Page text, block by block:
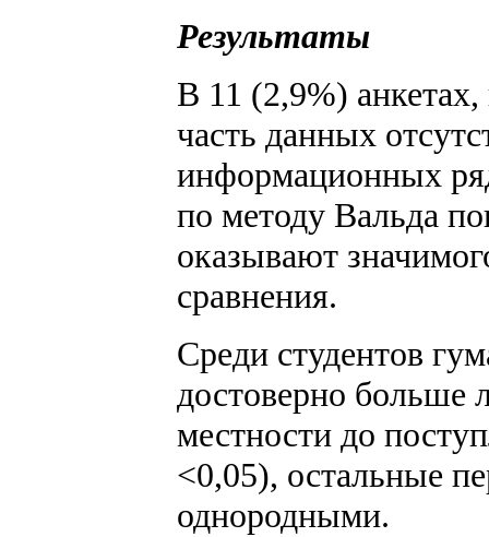
Результаты
В 11 (2,9%) анкетах,
часть данных
информационных
по методу Вальда
оказывают
сравнения.
Среди студентов
достоверно больше
местности до
<0,05), остальные
однородными.